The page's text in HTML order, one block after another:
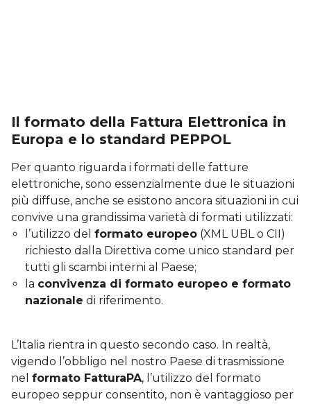
Il formato della Fattura Elettronica in
Europa e lo standard PEPPOL
Per quanto riguarda i formati delle fatture
elettroniche, sono essenzialmente due le situazioni
più diffuse, anche se esistono ancora situazioni in cui
convive una grandissima varietà di formati utilizzati:
l’utilizzo del formato europeo (XML UBL o CII)
richiesto dalla Direttiva come unico standard per
tutti gli scambi interni al Paese;
la convivenza di formato europeo e formato
nazionale di riferimento.
L’Italia rientra in questo secondo caso. In realtà,
vigendo l’obbligo nel nostro Paese di trasmissione
nel formato FatturaPA, l’utilizzo del formato
europeo seppur consentito, non è vantaggioso per